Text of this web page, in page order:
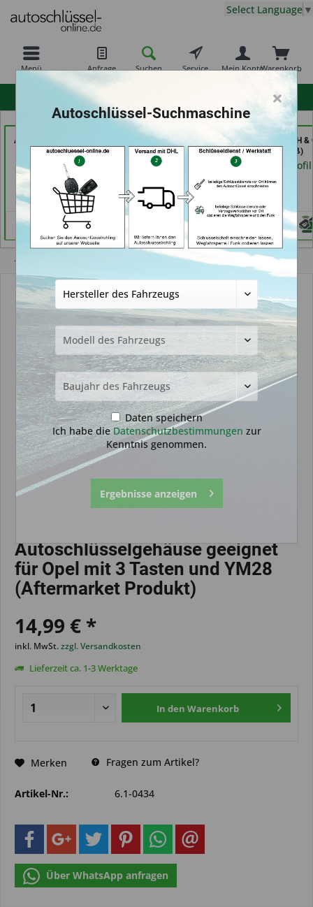
Menü Anfrage Suchen Service Warenkorb
Mein Konto
Select Language ▼
AutoAufsperrer (in Bad
Arolsen)
Händlerprofil
Bergischer
Schlüsseldienst Brkic,
Brkic & Wiersbowsky
Händlerprofil
Secura Tec GmbH &
KG (in Floß)
Händlerprofil
Autoschlüsselgehäuse und Zubehör
Autoschlüsselgehäuse geeignet
für Opel mit 3 Tasten und YM28
(Aftermarket Produkt)
14,99 € *
inkl. MwSt.zzgl. Versandkosten
Lieferzeit ca. 1-3 Werktage
In den Warenkorb
Merken Fragen zum Artikel?
Artikel-Nr.: 6.1-0434
Über WhatsApp anfragen
×
Autoschlüssel-Suchmaschine
Daten speichern
Ich habe dieDatenschutzbestimmungen zur
Kenntnis genommen.
Ergebnisse anzeigen